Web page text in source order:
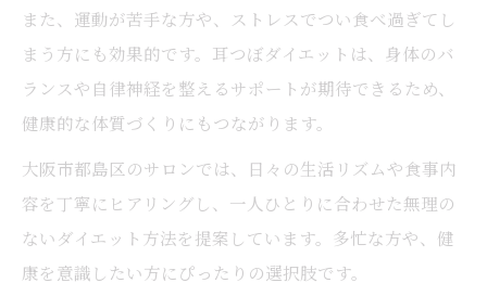
また、運動が苦手な方や、ストレスでつい食べ過ぎてし
まう方にも効果的です。耳つぼダイエットは、身体のバ
ランスや自律神経を整えるサポートが期待できるため、
健康的な体質づくりにもつながります。
大阪市都島区のサロンでは、日々の生活リズムや食事内
容を丁寧にヒアリングし、一人ひとりに合わせた無理の
ないダイエット方法を提案しています。多忙な方や、健
康を意識したい方にぴったりの選択肢です。